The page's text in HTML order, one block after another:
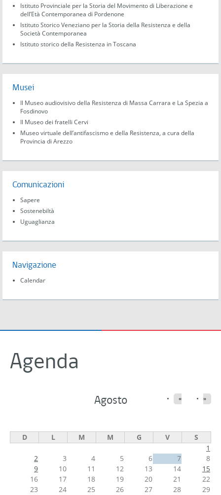
Istituto Provinciale per la Storia del Movimento di Liberazione e
dell’Età Contemporanea di Pordenone
Istituto Storico Veneziano per la Storia della Resistenza e della
Società Contemporanea
Istituto storico della Resistenza in Toscana
Musei
Il Museo audiovisivo della Resistenza di Massa Carrara e La Spezia a
Fosdinovo
Il Museo dei fratelli Cervi
Museo virtuale dell’antifascismo e della Resistenza, a cura della
Provincia di Arezzo
Comunicazioni
Sapere
Sostenebiltà
Uguaglianza
Navigazione
Calendar
Agenda
Agosto « »
D L M M G V
S
1
2
3 4 5 6 7
8
9
10 11 12 13 14
15
16
17 18 19 20 21
22
23
24 25 26 27 28
29